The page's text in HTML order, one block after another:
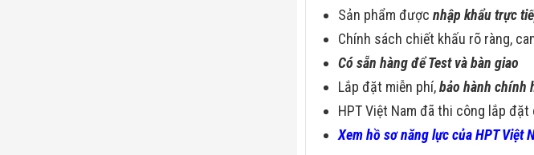
Sản phẩm được nhập khẩu trực
Chính sách chiết khấu rõ ràng,
Có sẵn hàng để Test và bàn giao
Lắp đặt miễn phí,bảo hành chính
HPT Việt Nam đã thi công lắp
Xem hồ sơ năng lực của HPT Việt